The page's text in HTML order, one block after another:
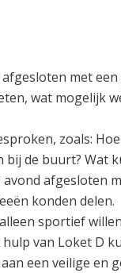
met
wat mogelijk
zoals:
de buurt? Wat
afgesloten
konden delen.
sportief
van Loket D
een veilige en